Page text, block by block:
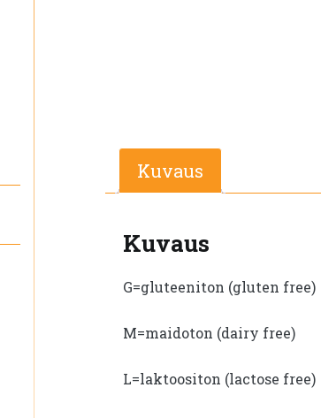
Kuvaus
Kuvaus
G=gluteeniton (gluten free)
M=maidoton (dairy free)
L=laktoositon (lactose free)